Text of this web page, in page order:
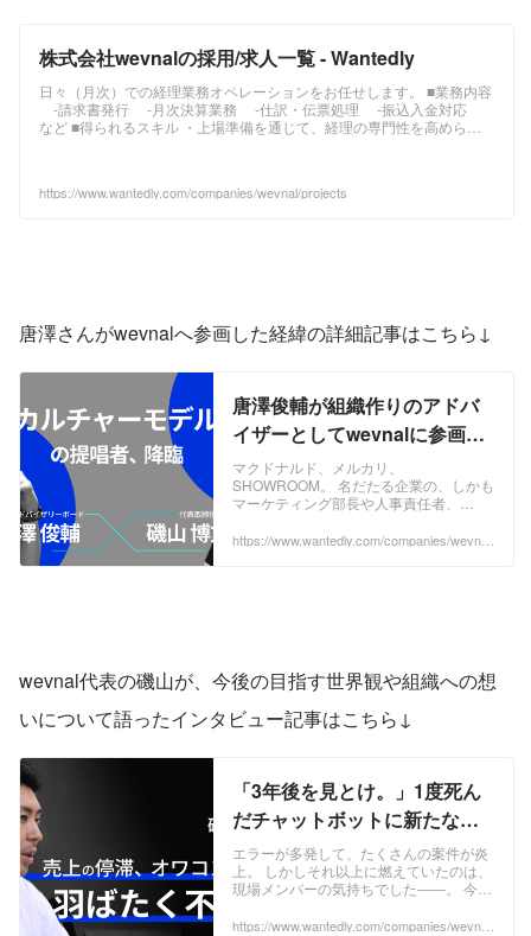
株式会社wevnalの採用/求人一覧 - Wantedly
日々（月次）での経理業務オペレーションをお任せします。 ■業務内容
-請求書発行 -月次決算業務 -仕訳・伝票処理 -振込入金対応
など ■得られるスキル ・上場準備を通じて、経理の専門性を高められ
ローや会計論点を理解頂きたいと考えています。 ・その後は、経理メ
https://www.wantedly.com/companies/wevnal/projects
唐澤さんがwevnalへ参画した経緯の詳細記事はこちら↓
唐澤俊輔が組織作りのアドバ
イザーとしてwevnalに参画。
脱・営業組織で目指す、テッ
ク組織への変革 | 【連載】ミッ
ション・ビジョン・バリュー
刷新のキセキ
マクドナルド、メルカリ、
SHOWROOM。 名だたる企業の、しかも
マーケティング部長や人事責任者、
歴任してきた、 唐澤 俊輔（からさわ し
https://www.wantedly.com/companies/wevnal/
wevnal代表の磯山が、今後の目指す世界観や組織への想
いについて語ったインタビュー記事はこちら↓
「3年後を見とけ。」1度死ん
だチャットボットに新たな命
を吹き込む、下克上社長の野
望 | 【連載】ミッション・ビジ
ョン・バリュー 刷新のキセキ
エラーが多発して、たくさんの案件が炎
上。 しかしそれ以上に燃えていたのは、
現場メンバーの気持ちでした――。 今回
ットボットサービス 「BOTCHAN（ボッ
https://www.wantedly.com/companies/wevnal/